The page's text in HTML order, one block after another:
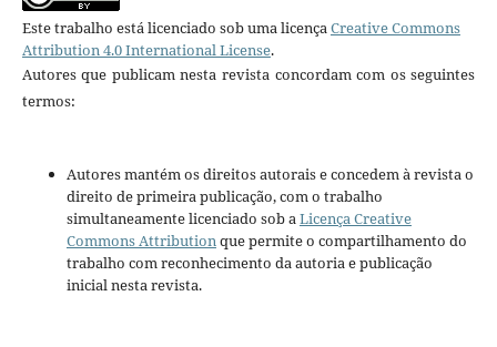
Este trabalho está licenciado sob uma licençaCreative Commons
Attribution 4.0 International License.
Autores que publicam nesta revista concordam com os seguintes
termos:
Autores mantém os direitos autorais e concedem à revista o
direito de primeira publicação, com o trabalho
simultaneamente licenciado sob aLicença Creative
Commons Attributionque permite o compartilhamento do
trabalho com reconhecimento da autoria e publicação
inicial nesta revista.